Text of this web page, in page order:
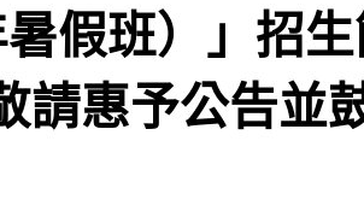
暑假班）」招
請惠予公告並